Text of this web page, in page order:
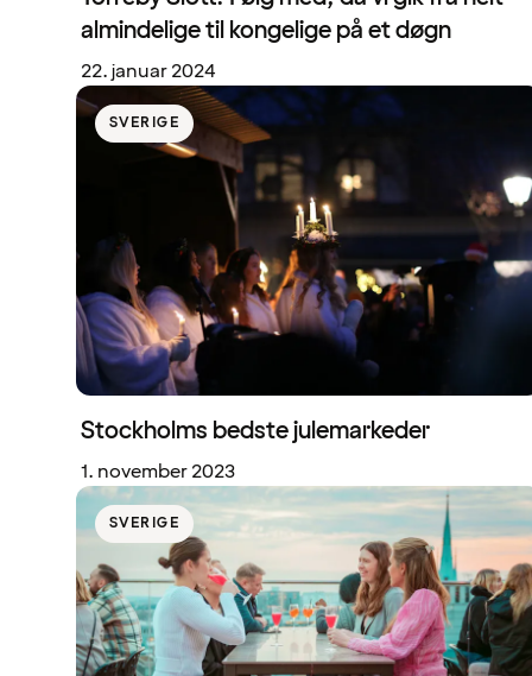
almindelige til kongelige på et døgn
22. januar 2024
SVERIGE
Stockholms bedste julemarkeder
1. november 2023
SVERIGE